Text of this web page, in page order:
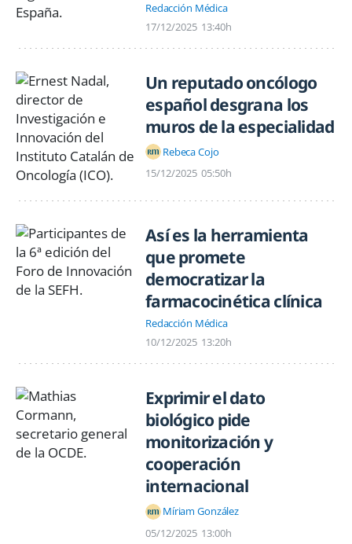
Redacción Médica
17/12/2025 13:40h
Un reputado oncólogo
español desgrana los
muros de la especialidad
Rebeca Cojo
15/12/2025 05:50h
Así es la herramienta
que promete
democratizar la
farmacocinética clínica
Redacción Médica
10/12/2025 13:20h
Exprimir el dato
biológico pide
monitorización y
cooperación
internacional
Míriam González
05/12/2025 13:00h